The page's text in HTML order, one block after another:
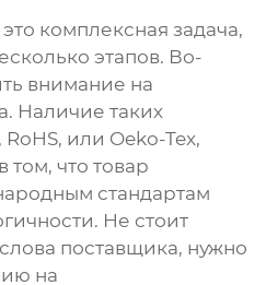
комплексная задача,
этапов. Во-
внимание на
Наличие таких
или Oeko-Tex,
том, что товар
стандартам
Не стоит
поставщика, нужно
на